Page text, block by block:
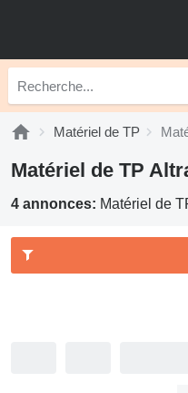
Matériel de TP
Matériel de TP
4 annonces: Matériel de